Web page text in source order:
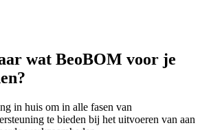
wat BeoBOM voor je
in huis om in alle fasen van
te bieden bij het uitvoeren van aan